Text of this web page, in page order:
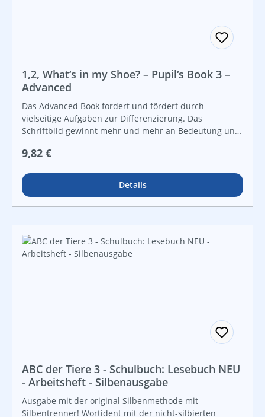
1,2, What‘s in my Shoe? – Pupil‘s Book 3 –
Advanced
Das Advanced Book fordert und fördert durch
vielseitige Aufgaben zur Differenzierung. Das
Schriftbild gewinnt mehr und mehr an Bedeutung und
kleine tasks ausführen, dadurch werden Leistungen
Regulärer Preis:
9,82 €
Details
ABC der Tiere 3 - Schulbuch: Lesebuch NEU
- Arbeitsheft - Silbenausgabe
Ausgabe mit der original Silbenmethode mit
Silbentrenner! Wortident mit der nicht-silbierten